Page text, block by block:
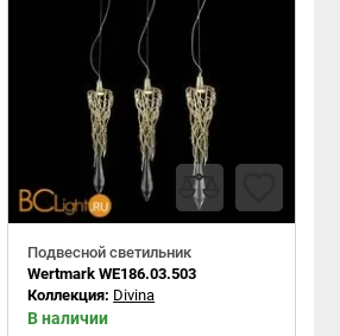
Подвесной светильник
Wertmark WE186.03.503
Коллекция: Divina
В наличии